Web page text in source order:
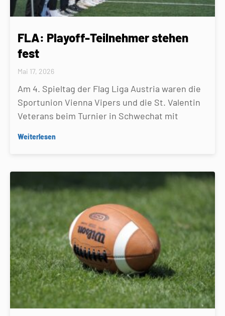
FLA: Playoff-Teilnehmer stehen
fest
Mai 17, 2026
Am 4. Spieltag der Flag Liga Austria waren die
Sportunion Vienna Vipers und die St. Valentin
Veterans beim Turnier in Schwechat mit
Weiterlesen